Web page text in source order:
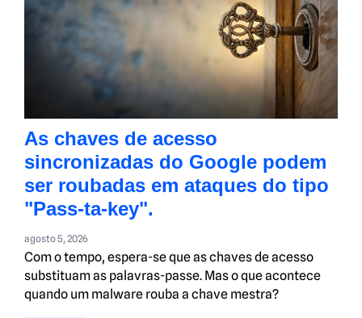
As chaves de acesso
sincronizadas do Google podem
ser roubadas em ataques do tipo
"Pass-ta-key".
agosto 5, 2026
Com o tempo, espera-se que as chaves de acesso
substituam as palavras-passe. Mas o que acontece
quando um malware rouba a chave mestra?